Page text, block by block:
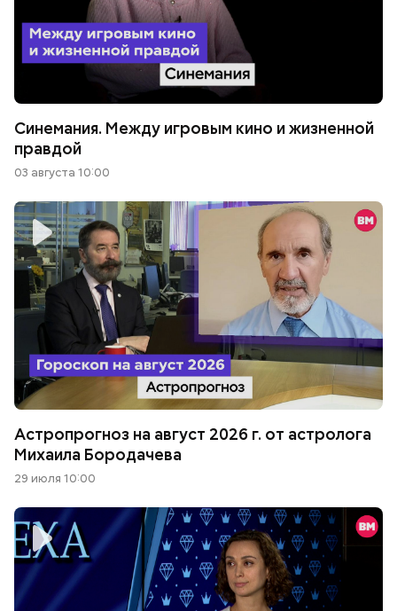
Синемания. Между игровым кино и жизненной
правдой
03 августа 10:00
Астропрогноз на август 2026 г. от астролога
Михаила Бородачева
29 июля 10:00